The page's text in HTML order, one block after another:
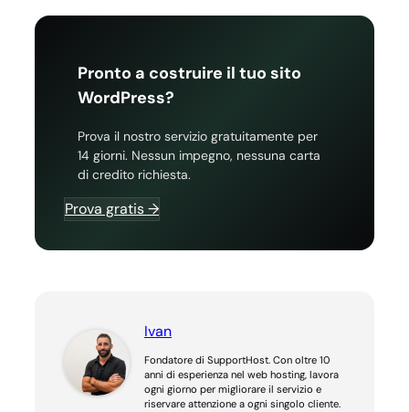
Pronto a costruire il tuo sito
WordPress?
Prova il nostro servizio gratuitamente per
14 giorni. Nessun impegno, nessuna carta
di credito richiesta.
Prova gratis →
Ivan
Fondatore di SupportHost. Con oltre 10
anni di esperienza nel web hosting, lavora
ogni giorno per migliorare il servizio e
riservare attenzione a ogni singolo cliente.